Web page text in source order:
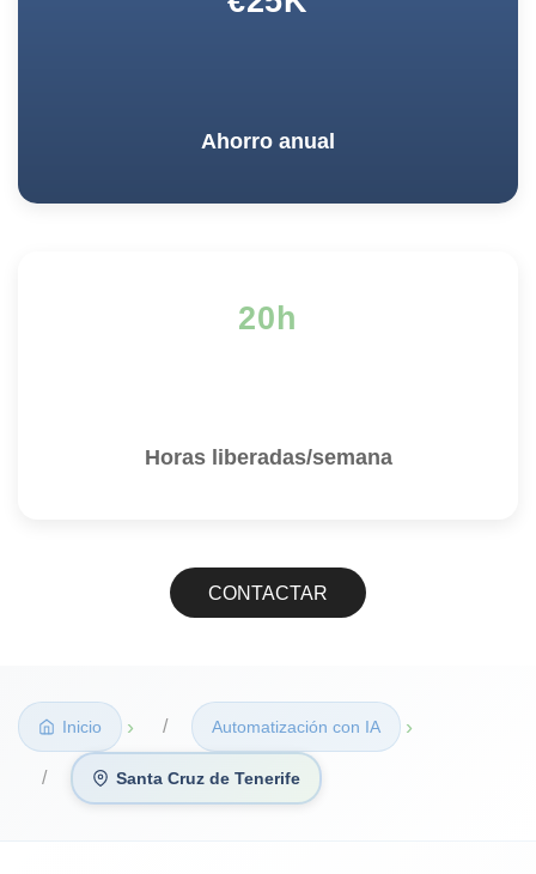
Ahorro anual
20h
Horas liberadas/semana
CONTACTAR
Inicio › Automatización con IA ›
Santa Cruz de Tenerife